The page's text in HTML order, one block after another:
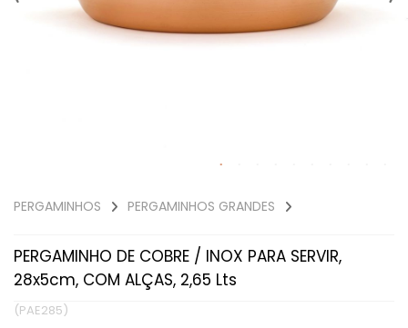
PERGAMINHOS PERGAMINHOS GRANDES
PERGAMINHO DE COBRE / INOX PARA SERVIR,
28x5cm, COM ALÇAS, 2,65 Lts
(PAE285)